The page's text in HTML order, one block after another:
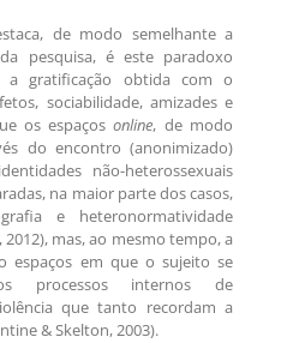
de modo semelhante a
pesquisa, é este paradoxo
gratificação obtida com o
sociabilidade, amizades e
os espaçosonline, de modo
do encontro (anonimizado)
não-heterossexuais
na maior parte dos casos,
e heteronormatividade
mas, ao mesmo tempo, a
espaços em que o sujeito se
processos internos de
que tanto recordam a
& Skelton, 2003).